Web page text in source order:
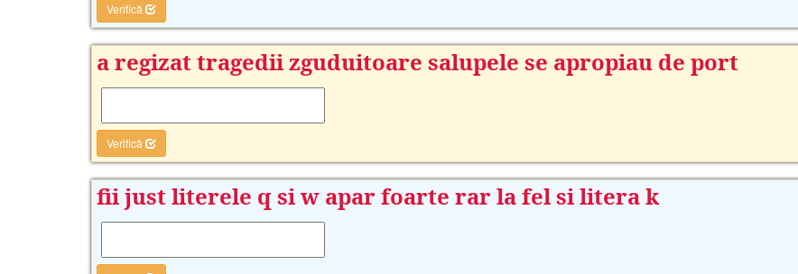
Verifică
a regizat tragedii zguduitoare salupele se apropiau de port
Verifică
fii just literele q si w apar foarte rar la fel si litera k